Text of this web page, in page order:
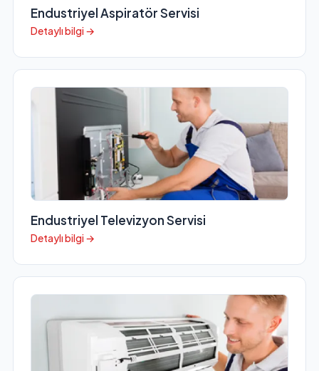
Endustriyel Aspiratör Servisi
Detaylı bilgi →
Endustriyel Televizyon Servisi
Detaylı bilgi →